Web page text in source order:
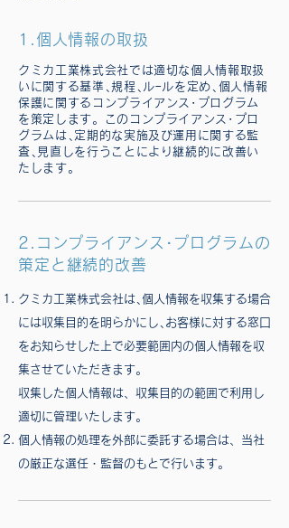
1.個人情報の取扱
クミカ工業株式会社では適切な個人情報取扱
いに関する基準､規程､ルｰルを定め､個人情報
保護に関するコンプライアンス･プログラム
を策定します。このコンプライアンス･プロ
グラムは､定期的な実施及び運用に関する監
査､見直しを行うことにより継続的に改善い
たします。
2.コンプライアンス･プログラムの
策定と継続的改善
クミカ工業株式会社は､個人情報を収集する場合
には収集目的を明らかにし､お客様に対する窓口
をお知らせした上で必要範囲内の個人情報を収
集させていただきます。
収集した個人情報は、収集目的の範囲で利用し
適切に管理いたします。
個人情報の処理を外部に委託する場合は、当社
の厳正な選任・監督のもとで行います。